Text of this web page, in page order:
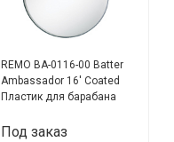
REMO BA-0116-00 Batter
Ambassador 16' Coated
Пластик для барабана
Под заказ